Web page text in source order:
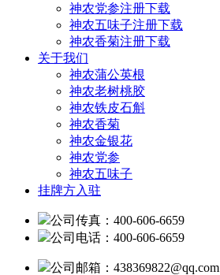
神农党参注册下载
神农五味子注册下载
神农香菊注册下载
关于我们
神农蒲公英根
神农老树桃胶
神农铁皮石斛
神农香菊
神农金银花
神农党参
神农五味子
挂牌方入驻
公司传真：400-606-6659
公司电话：400-606-6659
公司邮箱：438369822@qq.com